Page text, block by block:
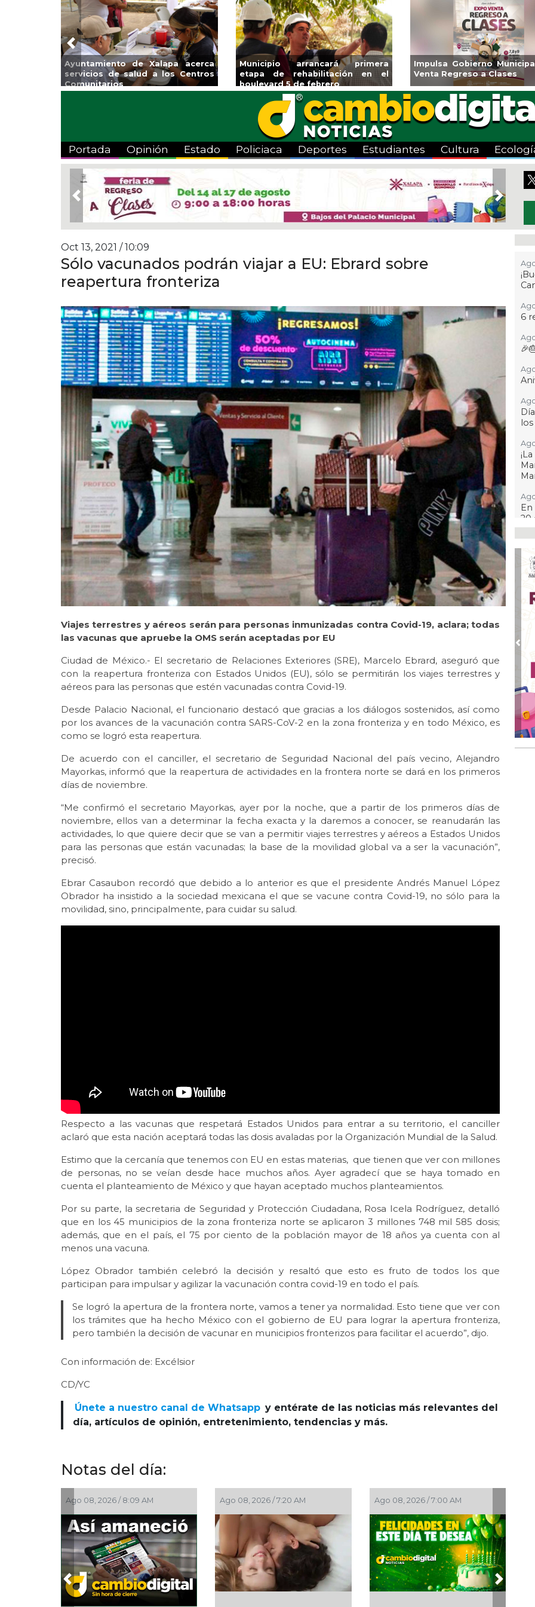
la
Zona
Invita Ayuntamiento de Veracruz
a Temporada de Artes “Escena
Viva”
Aplicará CMAS el Programa de
Tandeo durante agosto
Guarniciones y
colonia El Mango en
Previous
Portada Opinión Estado Policiaca Deportes Estudiantes Cultura
Previous Next
Oct 13, 2021 / 10:09
Sólo vacunados podrán viajar a EU: Ebrard sobre
reapertura fronteriza
Viajes terrestres y aéreos serán para personas inmunizadas contra Covid-19, aclara; todas
las vacunas que apruebe la OMS serán aceptadas por EU
Ciudad de México.- El secretario de Relaciones Exteriores (SRE), Marcelo Ebrard, aseguró que
con la reapertura fronteriza con Estados Unidos (EU), sólo se permitirán los viajes terrestres y
aéreos para las personas que estén vacunadas contra Covid-19.
Desde Palacio Nacional, el funcionario destacó que gracias a los diálogos sostenidos, así como
por los avances de la vacunación contra SARS-CoV-2 en la zona fronteriza y en todo México, es
como se logró esta reapertura.
De acuerdo con el canciller, el secretario de Seguridad Nacional del país vecino, Alejandro
Mayorkas, informó que la reapertura de actividades en la frontera norte se dará en los primeros
días de noviembre.
“Me confirmó el secretario Mayorkas, ayer por la noche, que a partir de los primeros días de
noviembre, ellos van a determinar la fecha exacta y la daremos a conocer, se reanudarán las
actividades, lo que quiere decir que se van a permitir viajes terrestres y aéreos a Estados Unidos
para las personas que están vacunadas; la base de la movilidad global va a ser la vacunación”,
precisó.
Ebrar Casaubon recordó que debido a lo anterior es que el presidente Andrés Manuel López
Obrador ha insistido a la sociedad mexicana el que se vacune contra Covid-19, no sólo para la
movilidad, sino, principalmente, para cuidar su salud.
Respecto a las vacunas que respetará Estados Unidos para entrar a su territorio, el canciller
aclaró que esta nación aceptará todas las dosis avaladas por la Organización Mundial de la Salud.
Estimo que la cercanía que tenemos con EU en estas materias, que tienen que ver con millones
de personas, no se veían desde hace muchos años. Ayer agradecí que se haya tomado en
cuenta el planteamiento de México y que hayan aceptado muchos planteamientos.
Por su parte, la secretaria de Seguridad y Protección Ciudadana, Rosa Icela Rodríguez, detalló
que en los 45 municipios de la zona fronteriza norte se aplicaron 3 millones 748 mil 585 dosis;
además, que en el país, el 75 por ciento de la población mayor de 18 años ya cuenta con al
menos una vacuna.
López Obrador también celebró la decisión y resaltó que esto es fruto de todos los que
participan para impulsar y agilizar la vacunación contra covid-19 en todo el país.
Se logró la apertura de la frontera norte, vamos a tener ya normalidad. Esto tiene que ver con
los trámites que ha hecho México con el gobierno de EU para lograr la apertura fronteriza,
pero también la decisión de vacunar en municipios fronterizos para facilitar el acuerdo”, dijo.
Con información de: Excélsior
CD/YC
Únete a nuestro canal de Whatsapp y entérate de las noticias más relevantes del
día, artículos de opinión, entretenimiento, tendencias y más.
Notas del día:
Ago 08, 2026 / 5:30 AM Ago 08, 2026 / 4:30 AM Ago 07, 2026 / 11:44 PM
Previous Next
6
20